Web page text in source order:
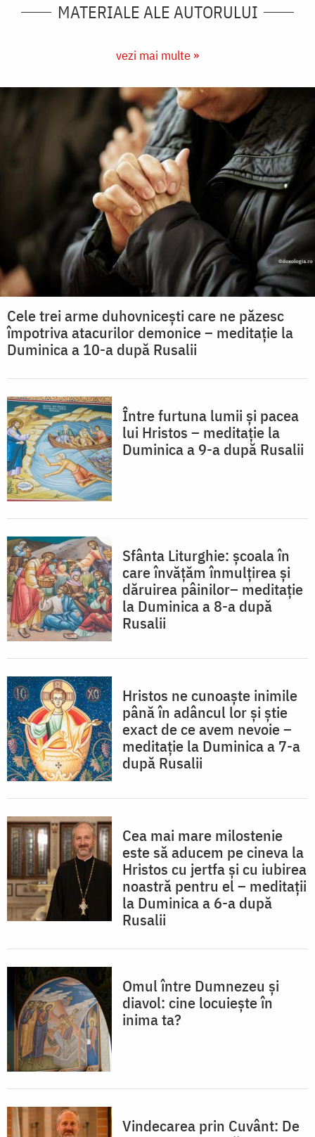
MATERIALE ALE AUTORULUI
vezi mai multe »
Cele trei arme duhovnicești care ne păzesc
împotriva atacurilor demonice – meditație la
Duminica a 10-a după Rusalii
Între furtuna lumii și pacea
lui Hristos – meditație la
Duminica a 9-a după Rusalii
Sfânta Liturghie: școala în
care învățăm înmulțirea și
dăruirea pâinilor– meditație
la Duminica a 8-a după
Rusalii
Hristos ne cunoaște inimile
până în adâncul lor și știe
exact de ce avem nevoie –
meditație la Duminica a 7-a
după Rusalii
Cea mai mare milostenie
este să aducem pe cineva la
Hristos cu jertfa și cu iubirea
noastră pentru el – meditații
la Duminica a 6-a după
Rusalii
Omul între Dumnezeu și
diavol: cine locuiește în
inima ta?
Vindecarea prin Cuvânt: De